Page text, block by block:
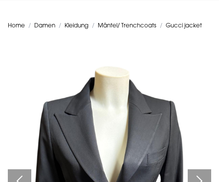
Home / Damen / Kleidung / Mäntel/ Trenchcoats / Gucci jacket